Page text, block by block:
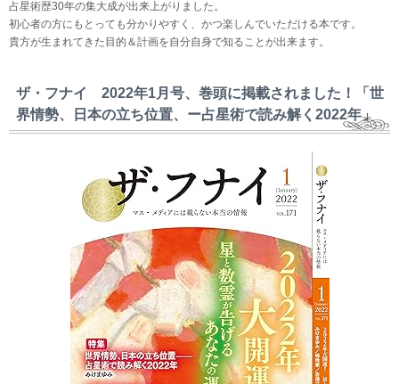
占星術歴30年の集大成が出来上がりました。
初心者の方にもとっても分かりやすく、かつ楽しんでいただける本です。
貴方が生まれてきた目的＆計画を自分自身で知ることが出来ます。
ザ・フナイ 2022年1月号、巻頭に掲載されました！「世
界情勢、日本の立ち位置、ー占星術で読み解く2022年」